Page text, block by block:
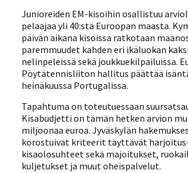
Junioreiden EM-kisoihin osallistuu
pelaajaa yli 40:stä Euroopan maasta.
päivän aikana kisoissa ratkotaan
paremmuudet kahden eri ikäluokan
nelinpeleissä sekä joukkuekilpailuissa.
Pöytätennisliiton hallitus päättää
heinäkuussa Portugalissa.
Tapahtuma on toteutuessaan
Kisabudjetti on tämän hetken arvion
miljoonaa euroa. Jyväskylän
korostuivat kriteerit täyttävät
kisaolosuhteet sekä majoitukset,
kuljetukset ja muut oheispalvelut.